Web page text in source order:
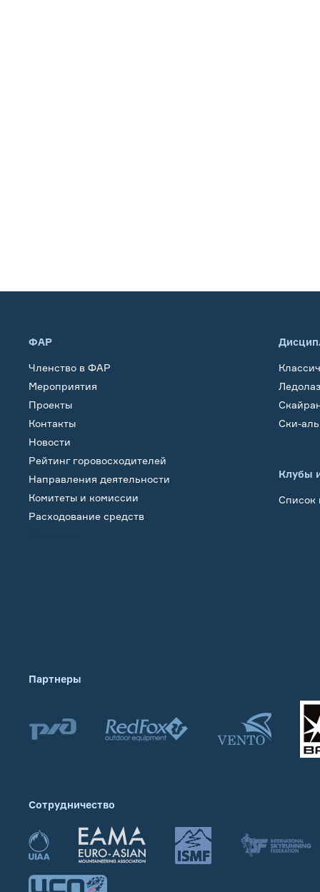
ФАР
Членство в ФАР
Мероприятия
Проекты
Контакты
Новости
Рейтинг горовосходителей
Направления деятельности
Комитеты и комиссии
Расходование средств
Ски-
Клубы
Список
Партнеры
Сотрудничество